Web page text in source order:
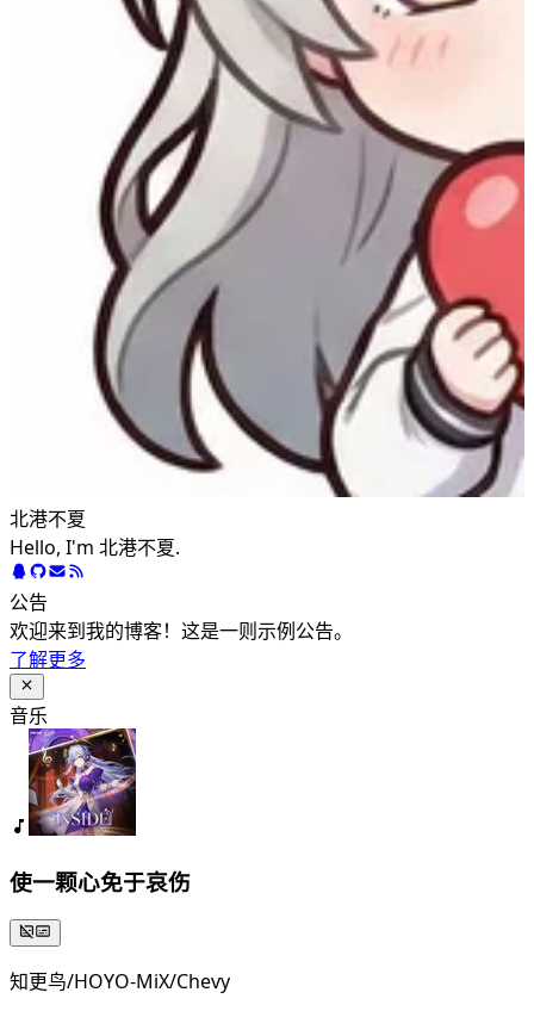
北港不夏
Hello, I'm 北港不夏.
公告
欢迎来到我的博客！这是一则示例公告。
了解更多
音乐
使一颗心免于哀伤
知更鸟/HOYO-MiX/Chevy